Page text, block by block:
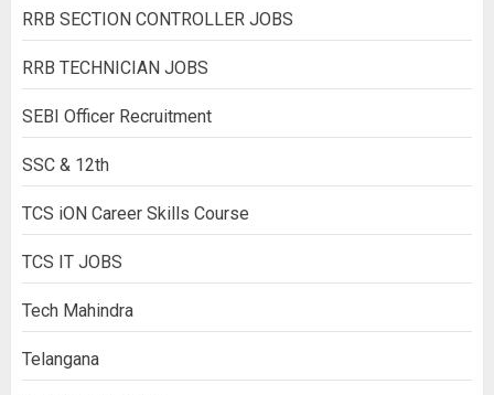
RRB SECTION CONTROLLER JOBS
RRB TECHNICIAN JOBS
SEBI Officer Recruitment
SSC & 12th
TCS iON Career Skills Course
TCS IT JOBS
Tech Mahindra
Telangana